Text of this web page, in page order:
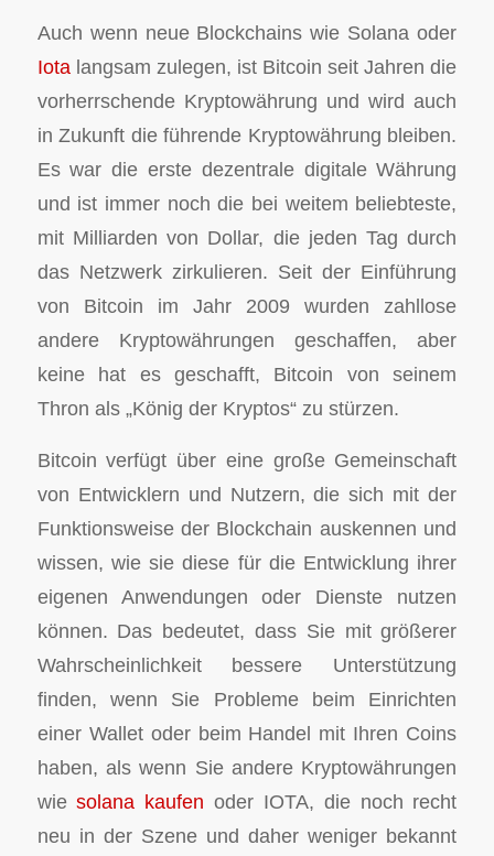
Auch wenn neue Blockchains wie Solana oder
Iotalangsam zulegen, ist Bitcoin seit Jahren die
vorherrschende Kryptowährung und wird auch
in Zukunft die führende Kryptowährung bleiben.
Es war die erste dezentrale digitale Währung
und ist immer noch die bei weitem beliebteste,
mit Milliarden von Dollar, die jeden Tag durch
das Netzwerk zirkulieren. Seit der Einführung
von Bitcoin im Jahr 2009 wurden zahllose
andere Kryptowährungen geschaffen, aber
keine hat es geschafft, Bitcoin von seinem
Thron als „König der Kryptos“ zu stürzen.
Bitcoin verfügt über eine große Gemeinschaft
von Entwicklern und Nutzern, die sich mit der
Funktionsweise der Blockchain auskennen und
wissen, wie sie diese für die Entwicklung ihrer
eigenen Anwendungen oder Dienste nutzen
können. Das bedeutet, dass Sie mit größerer
Wahrscheinlichkeit bessere Unterstützung
finden, wenn Sie Probleme beim Einrichten
einer Wallet oder beim Handel mit Ihren Coins
haben, als wenn Sie andere Kryptowährungen
wiesolana kaufen oder IOTA, die noch recht
neu in der Szene und daher weniger bekannt